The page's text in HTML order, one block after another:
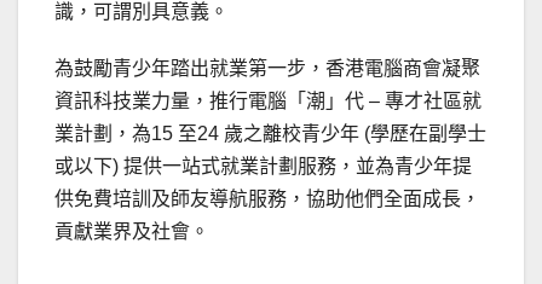
識，可謂別具意義。
為鼓勵青少年踏出就業第一步，香港電腦商會凝聚
資訊科技業力量，推行電腦「潮」代 – 專才社區就
業計劃，為15 至24 歲之離校青少年 (學歷在副學士
或以下) 提供一站式就業計劃服務，並為青少年提
供免費培訓及師友導航服務，協助他們全面成長，
貢獻業界及社會。